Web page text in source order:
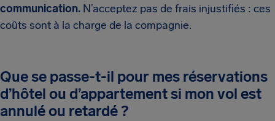
communication. N’acceptez pas de frais injustifiés : ces
coûts sont à la charge de la compagnie.
Que se passe-t-il pour mes réservations
d’hôtel ou d’appartement si mon vol est
annulé ou retardé ?